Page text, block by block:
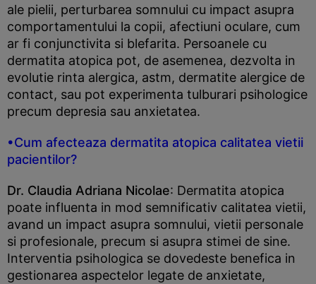
ale pielii, perturbarea somnului cu impact asupra
comportamentului la copii, afectiuni oculare, cum
ar fi conjunctivita si blefarita. Persoanele cu
dermatita atopica pot, de asemenea, dezvolta in
evolutie rinta alergica, astm, dermatite alergice de
contact, sau pot experimenta tulburari psihologice
precum depresia sau anxietatea.
•Cum afecteaza dermatita atopica calitatea vietii
pacientilor?
Dr. Claudia Adriana Nicolae: Dermatita atopica
poate influenta in mod semnificativ calitatea vietii,
avand un impact asupra somnului, vietii personale
si profesionale, precum si asupra stimei de sine.
Interventia psihologica se dovedeste benefica in
gestionarea aspectelor legate de anxietate,